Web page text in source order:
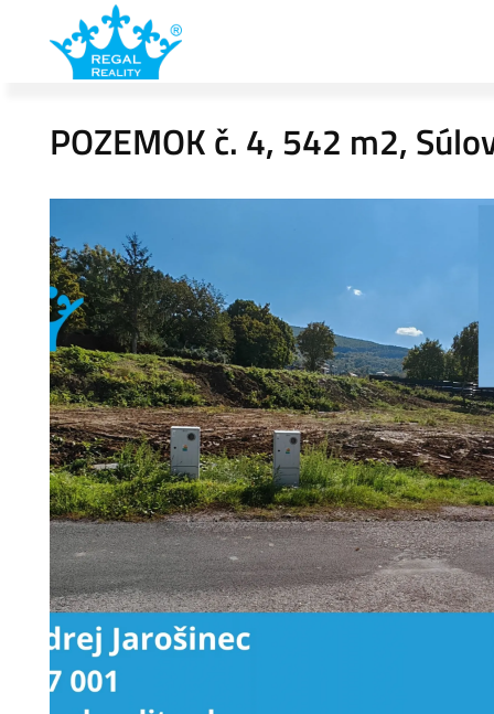
POZEMOK č. 4, 542 m2,